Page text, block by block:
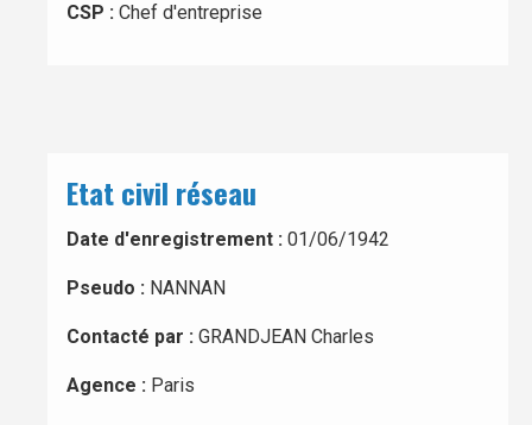
CSP : Chef d'entreprise
Etat civil réseau
Date d'enregistrement : 01/06/1942
Pseudo : NANNAN
Contacté par : GRANDJEAN Charles
Agence : Paris